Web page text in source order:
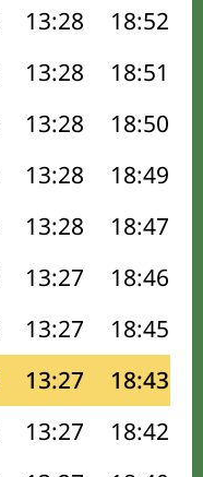
13:28 18:52
13:28 18:51
13:28 18:50
13:28 18:49
13:28 18:47
13:27 18:46
13:27 18:45
13:27 18:43
13:27 18:42